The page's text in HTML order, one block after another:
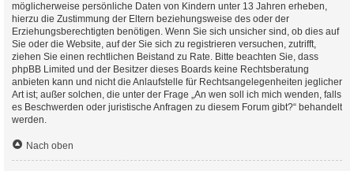
möglicherweise persönliche Daten von Kindern unter 13 Jahren erheben,
hierzu die Zustimmung der Eltern beziehungsweise des oder der
Erziehungsberechtigten benötigen. Wenn Sie sich unsicher sind, ob dies auf
Sie oder die Website, auf der Sie sich zu registrieren versuchen, zutrifft,
ziehen Sie einen rechtlichen Beistand zu Rate. Bitte beachten Sie, dass
phpBB Limited und der Besitzer dieses Boards keine Rechtsberatung
anbieten kann und nicht die Anlaufstelle für Rechtsangelegenheiten jeglicher
Art ist; außer solchen, die unter der Frage „An wen soll ich mich wenden, falls
es Beschwerden oder juristische Anfragen zu diesem Forum gibt?“ behandelt
werden.
Nach oben